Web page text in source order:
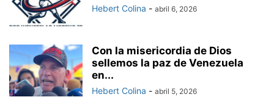
Hebert Colina - abril 6, 2026
Con la misericordia de Dios
sellemos la paz de Venezuela
en...
Hebert Colina - abril 5, 2026